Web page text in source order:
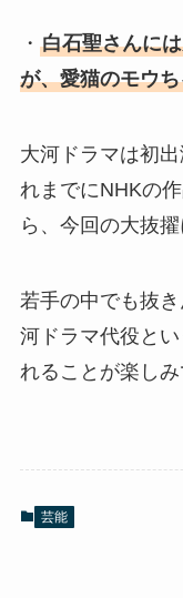
・ 白石聖さんに
が、愛猫のモウ
大河ドラマは初
れまでにNHKの
ら、今回の大抜
若手の中でも抜
河ドラマ代役と
れることが楽しみ
芸能